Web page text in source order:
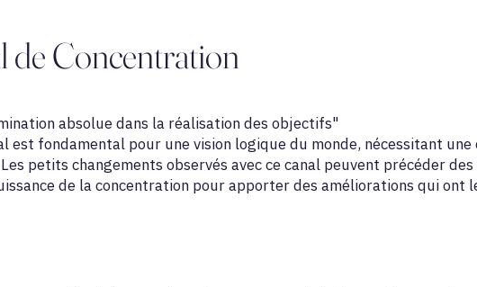
de Concentration
absolue dans la réalisation des objectifs"
est fondamental pour une vision logique du monde, nécessitant
petits changements observés avec ce canal peuvent précéder
de la concentration pour apporter des améliorations qui ont